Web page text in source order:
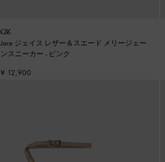
Jace ジェイス レザー＆スエード メリージェー
ンスニーカー - ピンク
¥ 12,900